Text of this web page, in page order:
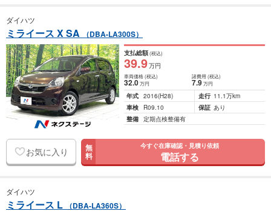
ダイハツ
ミライース X SA （DBA-LA300S）
支払総額(税込)
39.9万円
車両価格(税込)
32.0万円
諸費用 (税込)
7.9 万円
年式 2016(H28) 走行 11.1万km
車検
R09.10 保証 あり
整備 定期点検整備有
お気に入り 無
料
今すぐ在庫確認・見積り依頼
電話する
ダイハツ
ミライース L （DBA-LA360S）